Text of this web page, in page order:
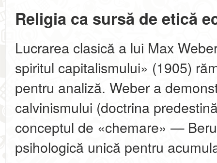
Religia ca sursă de etică
Lucrarea clasică a lui Max
spiritul capitalismului» (1905)
pentru analiză. Weber a
calvinismului (doctrina
conceptul de «chemare» —
psihologică unică pentru